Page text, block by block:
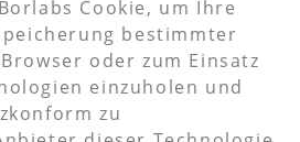
Cookie, um Ihre
bestimmter
oder zum Einsatz
einzuholen und
zu